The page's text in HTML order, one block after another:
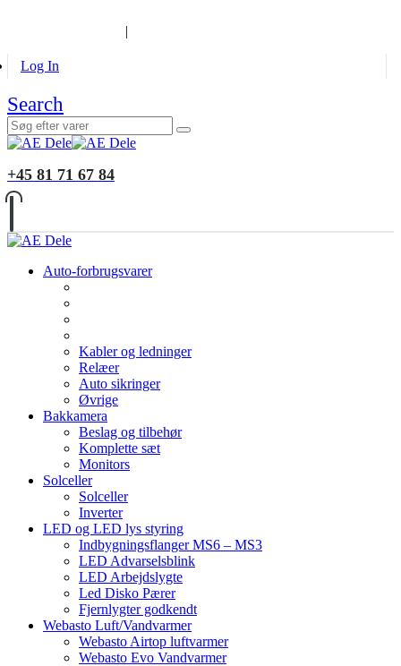
|
Log In
Search
+45 81 71 67 84
Auto-forbrugsvarer
Kabler og ledninger
Relæer
Auto sikringer
Øvrige
Bakkamera
Beslag og tilbehør
Komplette sæt
Monitors
Solceller
Solceller
Inverter
LED og LED lys styring
Indbygningsflanger MS6 – MS3
LED Advarselsblink
LED Arbejdslygte
Led Disko Pærer
Fjernlygter godkendt
Webasto Luft/Vandvarmer
Webasto Airtop luftvarmer
Webasto Evo Vandvarmer